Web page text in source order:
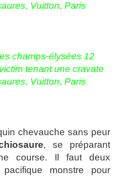
Vuitton, Paris
tenant une cravate
Vuitton, Paris
chevauche sans peur
, se préparant
course. Il faut deux
monstre pour